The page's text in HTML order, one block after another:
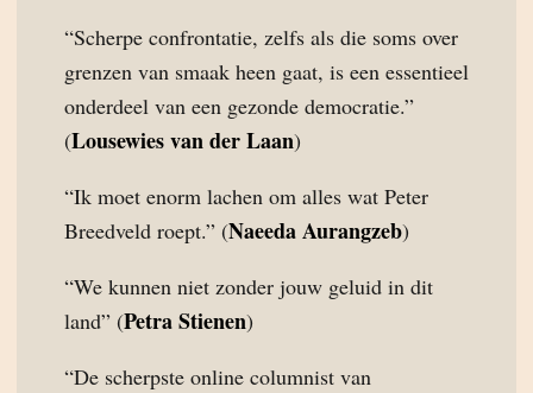
“Scherpe confrontatie, zelfs als die soms over
grenzen van smaak heen gaat, is een essentieel
onderdeel van een gezonde democratie.”
(Lousewies van der Laan)
“Ik moet enorm lachen om alles wat Peter
Breedveld roept.” (Naeeda Aurangzeb)
“We kunnen niet zonder jouw geluid in dit
land” (Petra Stienen)
“De scherpste online columnist van